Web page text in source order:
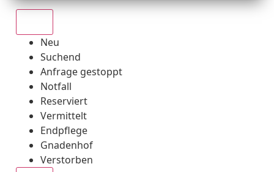
Neu
Suchend
Anfrage gestoppt
Notfall
Reserviert
Vermittelt
Endpflege
Gnadenhof
Verstorben